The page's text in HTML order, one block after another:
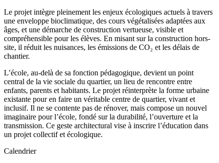
Le projet intègre pleinement les enjeux écologiques actuels à travers
une enveloppe bioclimatique, des cours végétalisées adaptées aux
âges, et une démarche de construction vertueuse, visible et
compréhensible pour les élèves. En misant sur la construction hors-
site, il réduit les nuisances, les émissions de CO₂ et les délais de
chantier.
L’école, au-delà de sa fonction pédagogique, devient un point
central de la vie sociale du quartier, un lieu de rencontre entre
enfants, parents et habitants. Le projet réinterprète la forme urbaine
existante pour en faire un véritable centre de quartier, vivant et
inclusif. Il ne se contente pas de rénover, mais compose un nouvel
imaginaire pour l’école, fondé sur la durabilité, l’ouverture et la
transmission. Ce geste architectural vise à inscrire l’éducation dans
un projet collectif et écologique.
Calendrier